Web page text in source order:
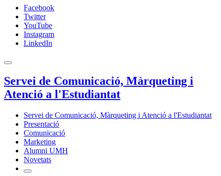
Facebook
Twitter
YouTube
Instagram
LinkedIn
Servei de Comunicació, Màrqueting i
Atenció a l'Estudiantat
Servei de Comunicació, Màrqueting i Atenció a l'Estudiantat
Presentació
Comunicació
Marketing
Alumni UMH
Novetats